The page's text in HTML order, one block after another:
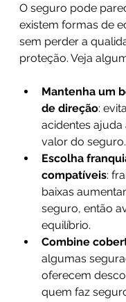
O seguro pode
existem formas de
sem perder a
proteção. Veja
Mantenha um
de direção:
acidentes ajuda
valor do seguro.
Escolha
compatíveis:
baixas
seguro, então
equilíbrio.
Combine
algumas
oferecem
quem faz